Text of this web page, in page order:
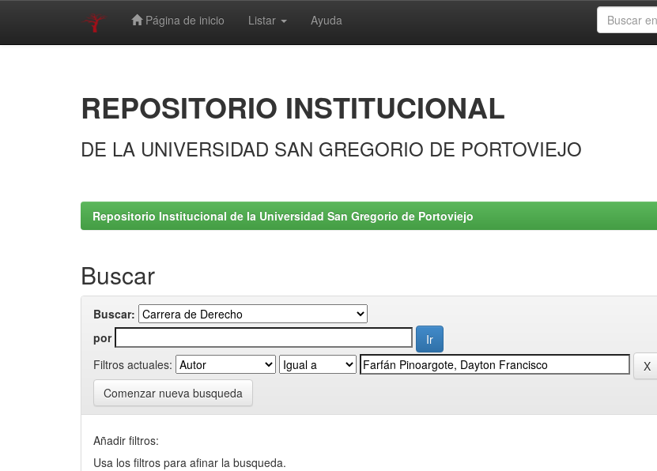
Página de inicio Listar Ayuda
REPOSITORIO INSTITUCIONAL
DE LA UNIVERSIDAD SAN GREGORIO DE PORTOVIEJO
Repositorio Institucional de la Universidad San Gregorio de Portoviejo
Buscar
Buscar:
por
Filtros actuales:
Comenzar nueva busqueda
Añadir filtros:
Usa los filtros para afinar la busqueda.